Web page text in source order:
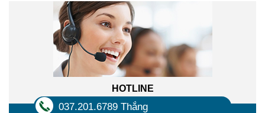
HOTLINE
037.201.6789 Thắng